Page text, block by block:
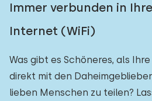
Immer verbunden in
Internet (WiFi)
Was gibt es Schöneres, als
direkt mit den
lieben Menschen zu teilen?